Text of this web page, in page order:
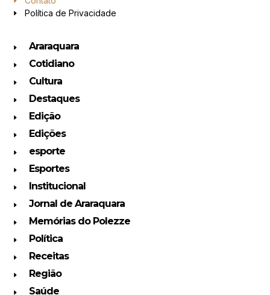
Política de Privacidade
Araraquara
Cotidiano
Cultura
Destaques
Edição
Edições
esporte
Esportes
Institucional
Jornal de Araraquara
Memórias do Polezze
Política
Receitas
Região
Saúde